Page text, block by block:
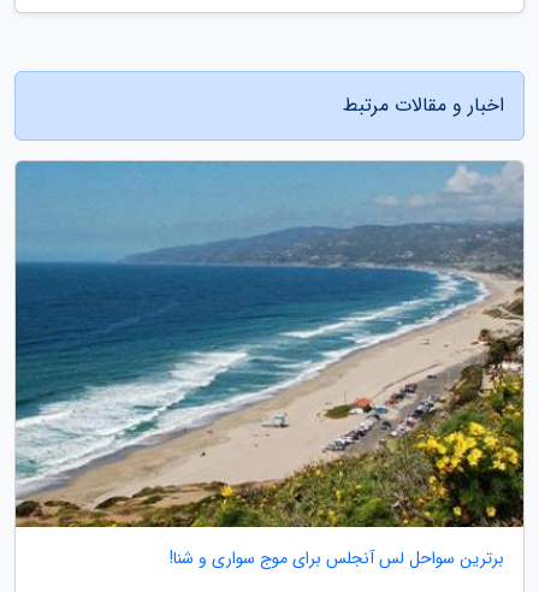
اخبار و مقالات مرتبط
برترین سواحل لس آنجلس برای موج سواری و شنا!